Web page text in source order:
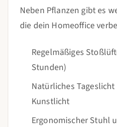
Neben Pflanzen gibt es
die dein Homeoffice
Regelmäßiges
Stunden)
Natürliches
Kunstlicht
Ergonomischer Stuhl